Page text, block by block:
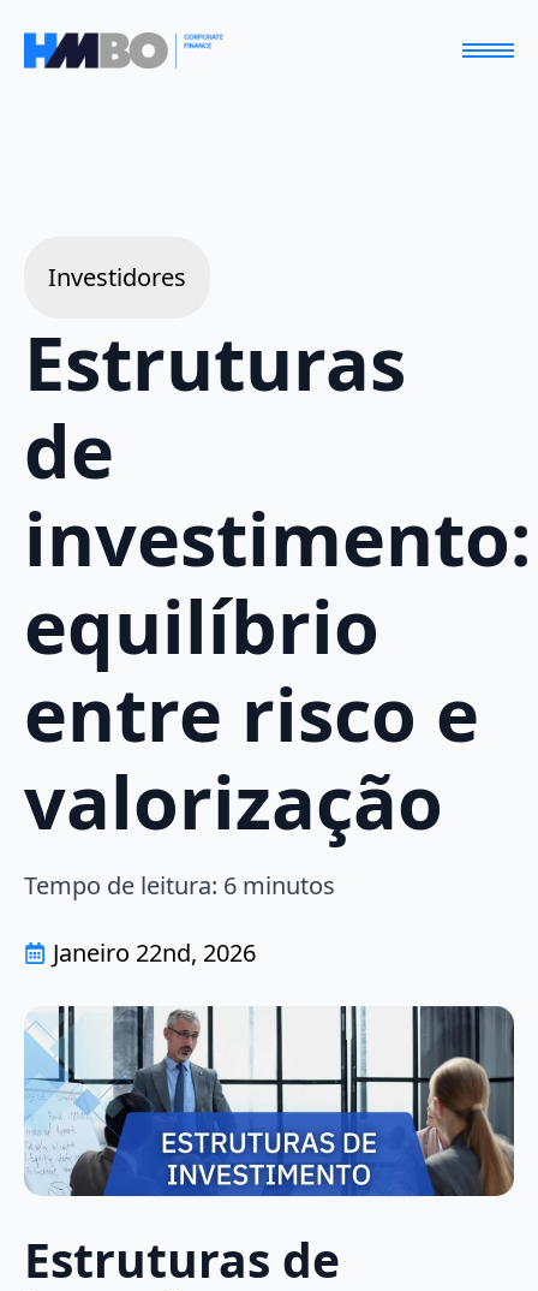
Investidores
Estruturas
de
investimento:
equilíbrio
entre risco e
valorização
Tempo de leitura: 6 minutos
Janeiro 22nd, 2026
Estruturas de